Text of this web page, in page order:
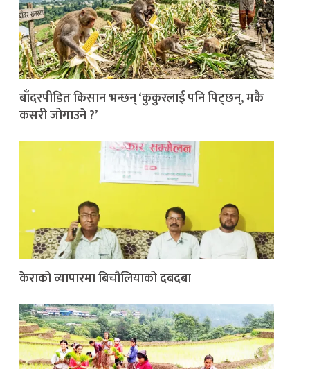
बाँदरपीडित किसान भन्छन् ‘कुकुरलाई पनि पिट्छन्, मकै
कसरी जोगाउने ?’
केराको व्यापारमा बिचौलियाको दबदबा